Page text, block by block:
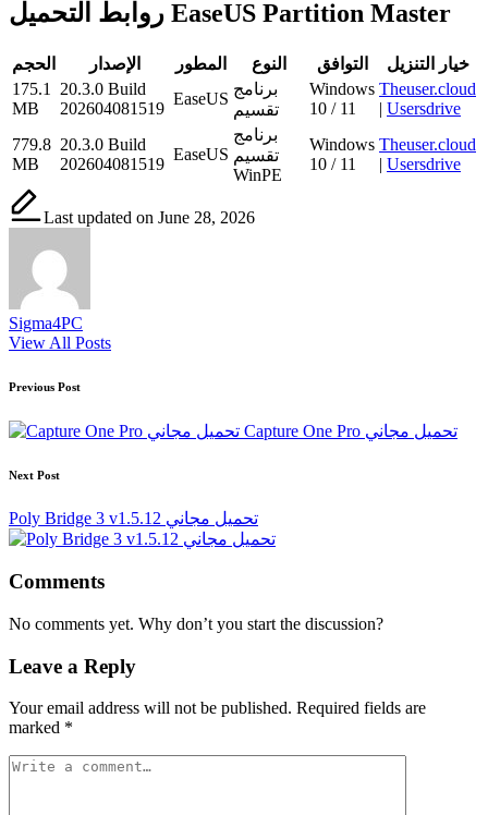
روابط التحميل EaseUS Partition Master
الحجم الإصدار المطور النوع التوافق
خيار التنزيل
175.1
MB
20.3.0 Build
202604081519
EaseUS
برنامج
تقسيم
Windows
10 / 11
Theuser.cloud
| Usersdrive
779.8
MB
20.3.0 Build
202604081519
EaseUS
برنامج
تقسيم
WinPE
Windows
10 / 11
Theuser.cloud
| Usersdrive
Last updated on June 28, 2026
Sigma4PC
View All Posts
Post
navigation
Previous Post
Capture One Pro تحميل مجاني
Next Post
Poly Bridge 3 v1.5.12 تحميل مجاني
Comments
No comments yet. Why don’t you start the discussion?
Leave a Reply
Your email address will not be published. Required fields are
marked *